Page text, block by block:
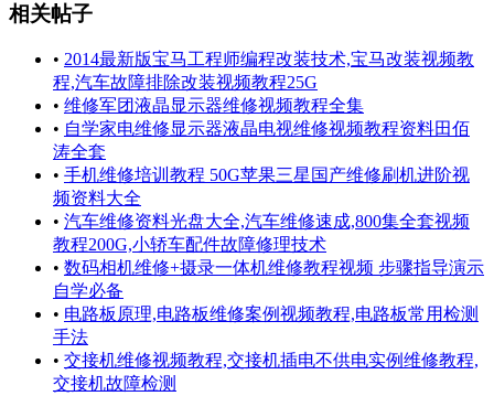
相关帖子
• 2014最新版宝马工程师编程改装技术,宝马改装视频教
程,汽车故障排除改装视频教程25G
• 维修军团液晶显示器维修视频教程全集
• 自学家电维修显示器液晶电视维修视频教程资料田佰
涛全套
• 手机维修培训教程 50G苹果三星国产维修刷机进阶视
频资料大全
• 汽车维修资料光盘大全,汽车维修速成,800集全套视频
教程200G,小轿车配件故障修理技术
• 数码相机维修+摄录一体机维修教程视频 步骤指导演示
自学必备
• 电路板原理,电路板维修案例视频教程,电路板常用检测
手法
• 交接机维修视频教程,交接机插电不供电实例维修教程,
交接机故障检测